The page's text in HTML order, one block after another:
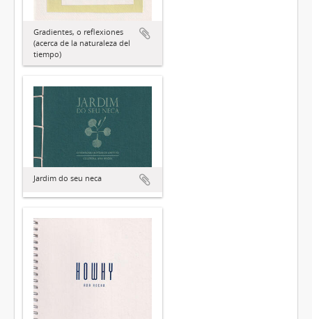
Gradientes, o reflexiones
(acerca de la naturaleza del
tiempo)
Jardim do seu neca